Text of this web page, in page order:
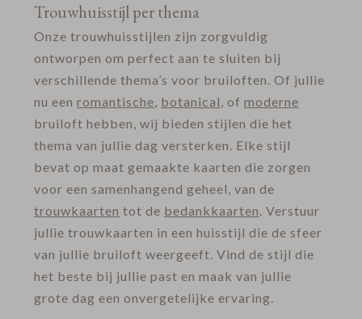
Trouwhuisstijl per thema
Onze trouwhuisstijlen zijn zorgvuldig
ontworpen om perfect aan te sluiten bij
verschillende thema’s voor bruiloften. Of jullie
nu een romantische, botanical, of moderne
bruiloft hebben, wij bieden stijlen die het
thema van jullie dag versterken. Elke stijl
bevat op maat gemaakte kaarten die zorgen
voor een samenhangend geheel, van de
trouwkaarten tot de bedankkaarten. Verstuur
jullie trouwkaarten in een huisstijl die de sfeer
van jullie bruiloft weergeeft. Vind de stijl die
het beste bij jullie past en maak van jullie
grote dag een onvergetelijke ervaring.